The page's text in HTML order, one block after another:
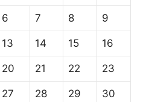
6 7 8 9
13 14 15 16
20 21 22 23
27 28 29 30